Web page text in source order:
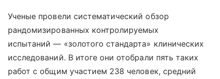
Ученые провели систематический обзор
рандомизированных контролируемых
испытаний — «золотого стандарта» клинических
исследований. В итоге они отобрали пять таких
работ с общим участием 238 человек, средний